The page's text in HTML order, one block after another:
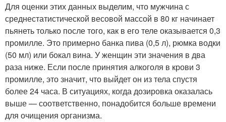
Для оценки этих данных выделим, что мужчина с
среднестатистической весовой массой в 80 кг начинает
пьянеть только после того, как в его теле оказывается 0,3
промилле. Это примерно банка пива (0,5 л), рюмка водки
(50 мл) или бокал вина. У женщин эти значения в два
раза ниже. Если после принятия алкоголя в крови 3
промилле, это значит, что выйдет он из тела спустя
более 24 часа. В ситуациях, когда дозировка оказалась
выше — соответственно, понадобится больше времени
для очищения организма.